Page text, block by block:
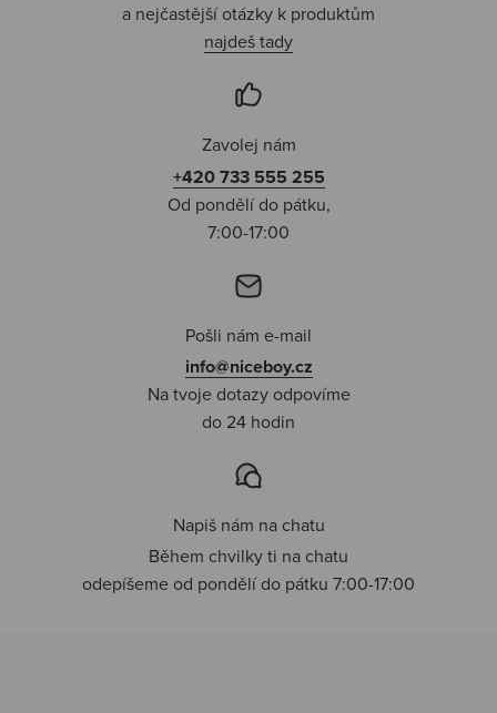
a nejčastější otázky k produktům
najdeš tady
Zavolej nám
+420 733 555 255
Od pondělí do pátku,
7:00-17:00
Pošli nám e-mail
info@niceboy.cz
Na tvoje dotazy odpovíme
do 24 hodin
Napiš nám na chatu
Během chvilky ti na chatu
odepíšeme od pondělí do pátku 7:00-17:00